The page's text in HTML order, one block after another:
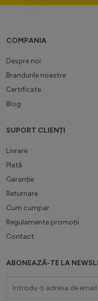
COMPANIA
Despre noi
Brandurile noastre
Certificate
Blog
SUPORT CLIENȚI
Livrare
Plată
Garanție
Returnare
Cum cumpar
Regulamente promoții
Contact
ABONEAZĂ-TE LA